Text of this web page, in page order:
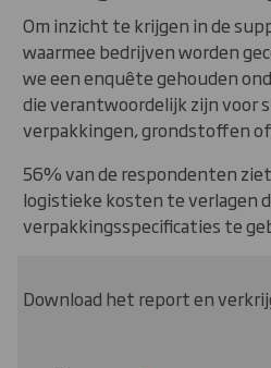
Om inzicht te krijgen in de
waarmee bedrijven worden
we een enquête gehouden
die verantwoordelijk zijn voor
verpakkingen, grondstoffen
56% van de respondenten
logistieke kosten te verlagen
verpakkingsspecificaties te
Download het report en